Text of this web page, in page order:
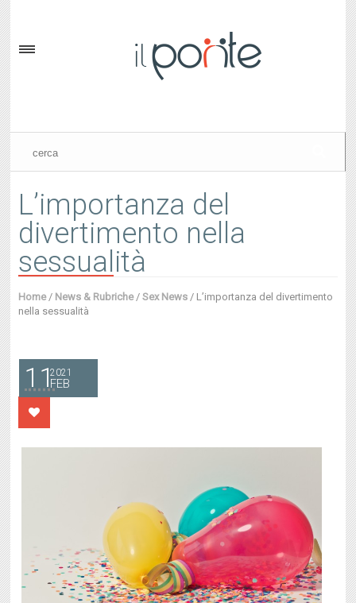
L’importanza del
divertimento nella
sessualità
Home / News & Rubriche /Sex News / L’importanza del divertimento
nella sessualità
112021
FEB